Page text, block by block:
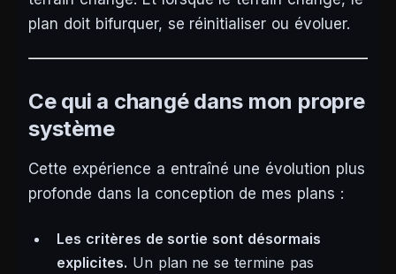
plan doit bifurquer, se réinitialiser ou évoluer.
Ce qui a changé dans mon propre
système
Cette expérience a entraîné une évolution plus
profonde dans la conception de mes plans :
Les critères de sortie sont désormais
explicites. Un plan ne se termine pas